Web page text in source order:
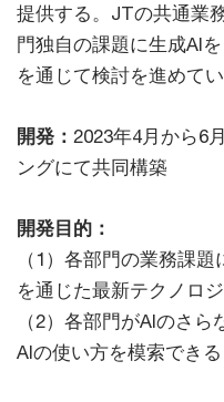
提供する。JTの共通業
門独自の課題に生成AI
を通じて検討を進めてい
開発： 2023年4月から6
ングにて共同構築
開発目的：
（1）各部門の業務課
を通じた最新テクノロ
（2）各部門がAIのさ
AIの使い方を模索できる